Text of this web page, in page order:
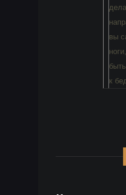
вы
к